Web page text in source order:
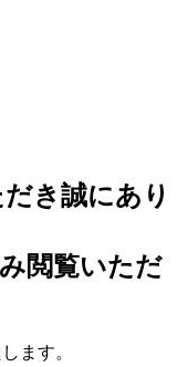
き誠にあり
閲覧いただ
ます。